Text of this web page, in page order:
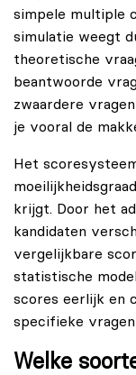
simpele multiple
simulatie weegt
theoretische
beantwoorde
zwaardere
je vooral de
Het
krijgt. Door het
kandidaten
vergelijkbare
statistische
scores eerlijk en
specifieke
Welke